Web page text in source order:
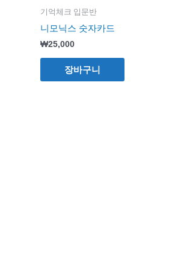
기억체크 입문반
니모닉스 숫자카드
₩25,000
장바구니